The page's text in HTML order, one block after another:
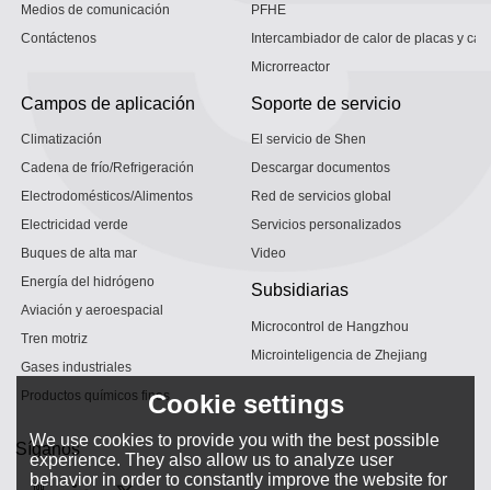
Medios de comunicación
Contáctenos
PFHE
Intercambiador de calor de placas y
Microrreactor
Campos de aplicación
Climatización
Cadena de frío/Refrigeración
Electrodomésticos/Alimentos
Electricidad verde
Buques de alta mar
Energía del hidrógeno
Aviación y aeroespacial
Tren motriz
Gases industriales
Productos químicos finos
Soporte de servicio
El servicio de Shen
Descargar documentos
Red de servicios global
Servicios personalizados
Video
Subsidiarias
Microcontrol de Hangzhou
Microinteligencia de Zhejiang
Síganos
Cookie settings
We use cookies to provide you with the best possible
experience. They also allow us to analyze user
behavior in order to constantly improve the website for